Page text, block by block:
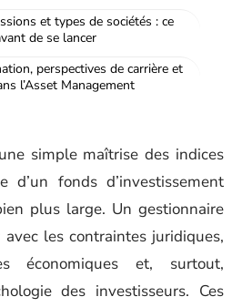
et types de sociétés : ce
de se lancer
perspectives de carrière et
l’Asset Management
simple maîtrise des indices
d’un fonds d’investissement
plus large. Un gestionnaire
les contraintes juridiques,
économiques et, surtout,
des investisseurs. Ces